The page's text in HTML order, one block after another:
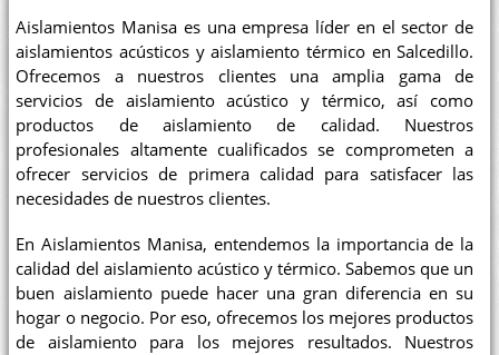
Aislamientos Manisa es una empresa líder en el sector de
aislamientos acústicos y aislamiento térmico en Salcedillo.
Ofrecemos a nuestros clientes una amplia gama de
servicios de aislamiento acústico y térmico, así como
productos de aislamiento de calidad. Nuestros
profesionales altamente cualificados se comprometen a
ofrecer servicios de primera calidad para satisfacer las
necesidades de nuestros clientes.
En Aislamientos Manisa, entendemos la importancia de la
calidad del aislamiento acústico y térmico. Sabemos que un
buen aislamiento puede hacer una gran diferencia en su
hogar o negocio. Por eso, ofrecemos los mejores productos
de aislamiento para los mejores resultados. Nuestros